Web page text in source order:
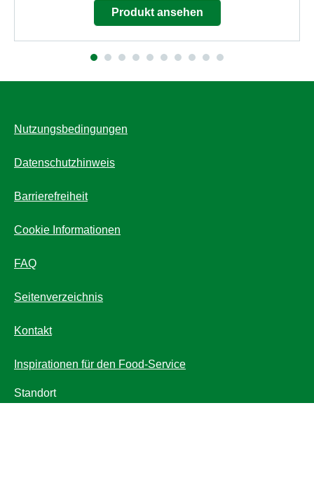
Produkt ansehen
Nutzungsbedingungen
Datenschutzhinweis
Cookie-Einstellungen
Barrierefreiheit
Cookie Informationen
FAQ
Seitenverzeichnis
Kontakt
Inspirationen für den Food-Service